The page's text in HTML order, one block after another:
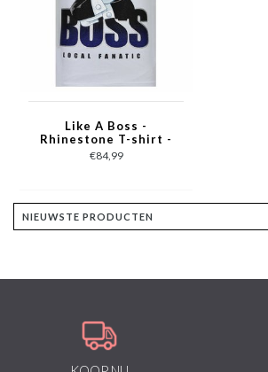
Like A Boss -
Rhinestone T-shirt -
Wit
€84,99